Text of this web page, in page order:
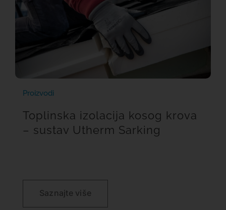
Proizvodi
Toplinska izolacija kosog krova
– sustav Utherm Sarking
Saznajte više